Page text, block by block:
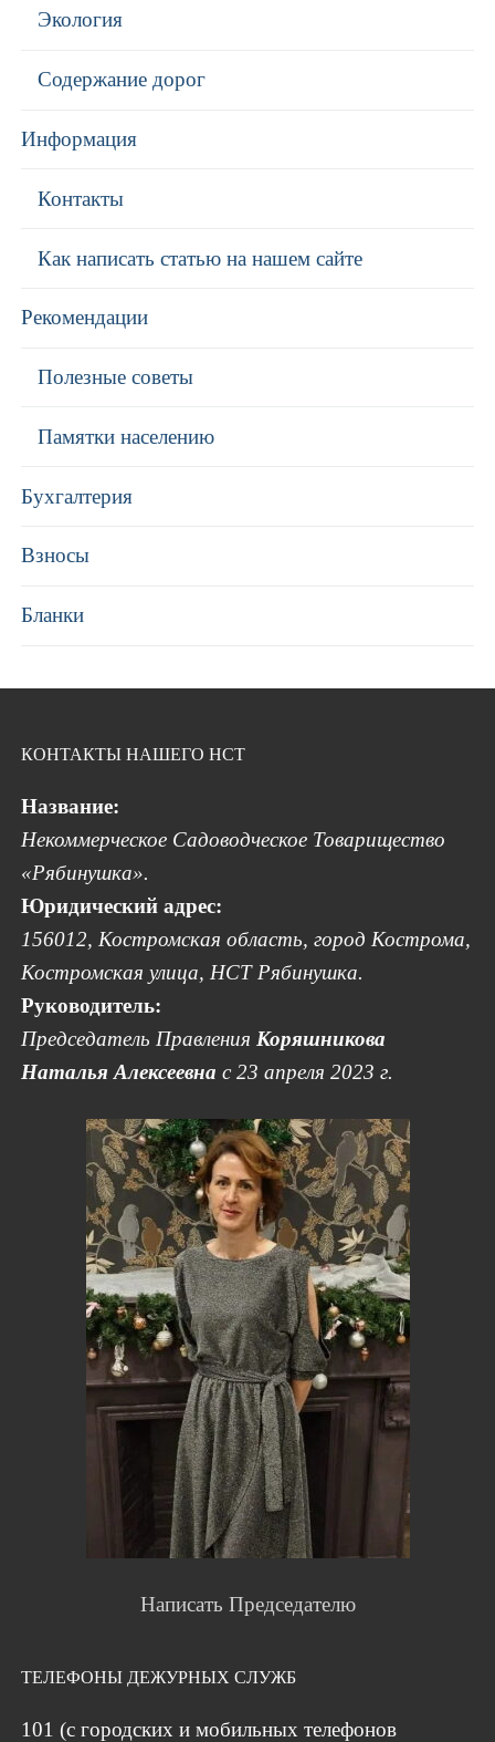
Экология
Содержание дорог
Информация
Контакты
Как написать статью на нашем сайте
Рекомендации
Полезные советы
Памятки населению
Бухгалтерия
Взносы
Бланки
КОНТАКТЫ НАШЕГО НСТ
Название:
Некоммерческое Садоводческое Товарищество
«Рябинушка».
Юридический адрес:
156012, Костромская область, город Кострома,
Костромская улица, НСТ Рябинушка.
Руководитель:
Председатель Правления Коряшникова
Наталья Алексеевна с 23 апреля 2023 г.
Написать Председателю
ТЕЛЕФОНЫ ДЕЖУРНЫХ СЛУЖБ
101 (с городских и мобильных телефонов